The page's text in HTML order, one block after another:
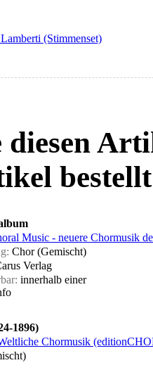
(Stimmenset)
Music - neuere Chormusik
Chor (Gemischt)
Verlag
innerhalb einer
1896)
Chormusik